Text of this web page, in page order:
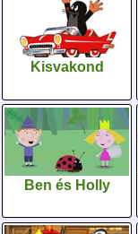
Kisvakond
Ben és Holly